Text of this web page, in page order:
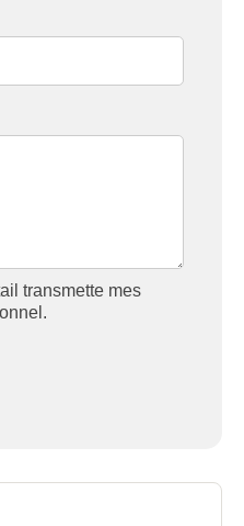
transmette mes